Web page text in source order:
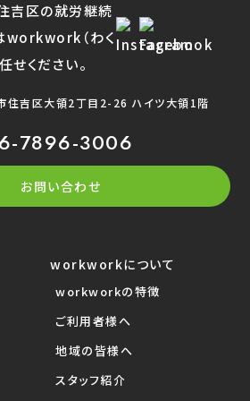
住吉区大領2丁目2-26 ハイツ大領1階
7896-3006
お問い合わせ
workworkについて
workworkの特徴
ご利用者様へ
地域の皆様へ
スタッフ紹介